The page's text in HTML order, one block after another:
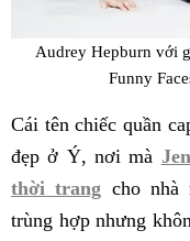
Audrey Hepburn với
Funny
Cái tên chiếc quần
đẹp ở Ý, nơi mà
thời trang cho nhà
trùng hợp nhưng